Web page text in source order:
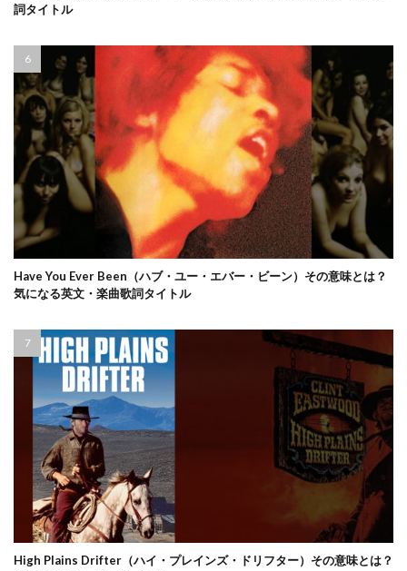
詞タイトル
Have You Ever Been（ハブ・ユー・エバー・ビーン）その意味とは？
気になる英文・楽曲歌詞タイトル
High Plains Drifter（ハイ・プレインズ・ドリフター）その意味とは？